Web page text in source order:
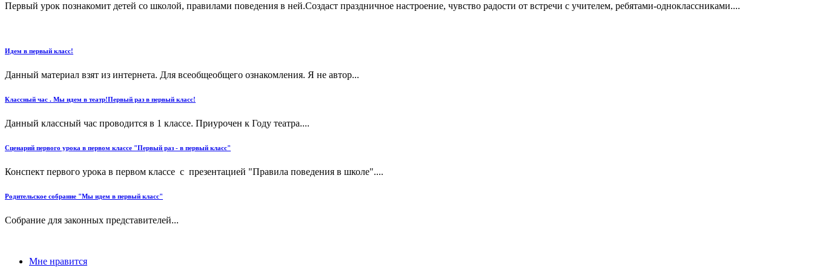
Первый урок познакомит детей со школой, правилами поведения в ней.Создаст праздничное настроение, чувство радости от встречи с учителем, ребятами-одноклассниками....
Идем в первый класс!
Данный материал взят из интернета. Для всеобщеобщего ознакомления. Я не автор...
Классный час . Мы идем в театр!Первый раз в первый класс!
Данный классный час проводится в 1 классе. Приурочен к Году театра....
Сценарий первого урока в первом классе "Первый раз - в первый класс"
Конспект первого урока в первом классе с презентацией "Правила поведения в школе"....
Родительское собрание "Мы идем в первый класс"
Собрание для законных представителей...
Мне нравится